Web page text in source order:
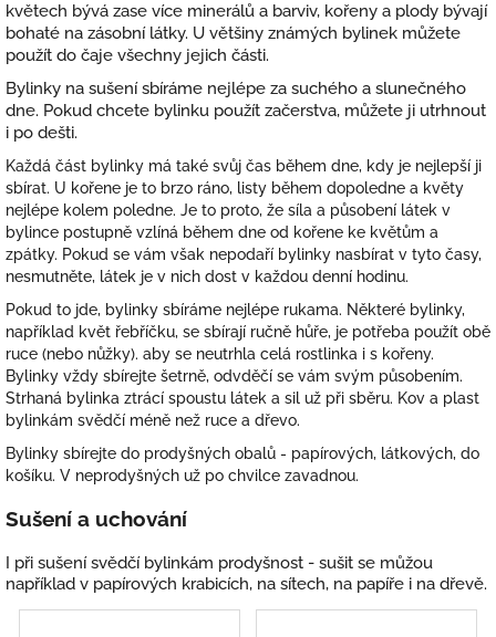
květech bývá zase více minerálů a barviv, kořeny a plody bývají
bohaté na zásobní látky. U většiny známých bylinek můžete
použít do čaje všechny jejich části.
Bylinky na sušení sbíráme nejlépe za suchého a slunečného
dne. Pokud chcete bylinku použít začerstva, můžete ji utrhnout
i po dešti.
Každá část bylinky má také svůj čas během dne, kdy je nejlepší ji
sbírat. U kořene je to brzo ráno, listy během dopoledne a květy
nejlépe kolem poledne. Je to proto, že síla a působení látek v
bylince postupně vzlíná během dne od kořene ke květům a
zpátky. Pokud se vám však nepodaří bylinky nasbírat v tyto časy,
nesmutněte, látek je v nich dost v každou denní hodinu.
Pokud to jde, bylinky sbíráme nejlépe rukama. Některé bylinky,
například květ řebříčku, se sbírají ručně hůře, je potřeba použít obě
ruce (nebo nůžky). aby se neutrhla celá rostlinka i s kořeny.
Bylinky vždy sbírejte šetrně, odvděčí se vám svým působením.
Strhaná bylinka ztrácí spoustu látek a sil už při sběru. Kov a plast
bylinkám svědčí méně než ruce a dřevo.
Bylinky sbírejte do prodyšných obalů - papírových, látkových, do
košíku. V neprodyšných už po chvilce zavadnou.
Sušení a uchování
I při sušení svědčí bylinkám prodyšnost - sušit se můžou
například v papírových krabicích, na sítech, na papíře i na dřevě.